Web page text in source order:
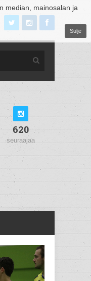
median, mainosalan ja
Sulje
620
seuraajaa